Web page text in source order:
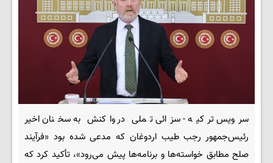
سرویس ترکیه - سزائی تملی در واکنش به سخنان اخیر
رئیس‌جمهور رجب طیب اردوغان که مدعی شده بود «فرآیند
صلح مطابق خواسته‌ها و برنامه‌ها پیش می‌رود»، تأکید کرد که